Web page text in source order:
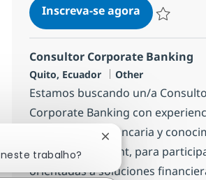
Inscreva-se agoraPasante de
Consultor Corporate Banking
Localização
Quito, Ecuador Categoria
Other
Estamos buscando un/a
Corporate Banking con
de consultoría bancaria y
Cash Management, para
orientadas a soluciones
trabalho?
Fechar notificação